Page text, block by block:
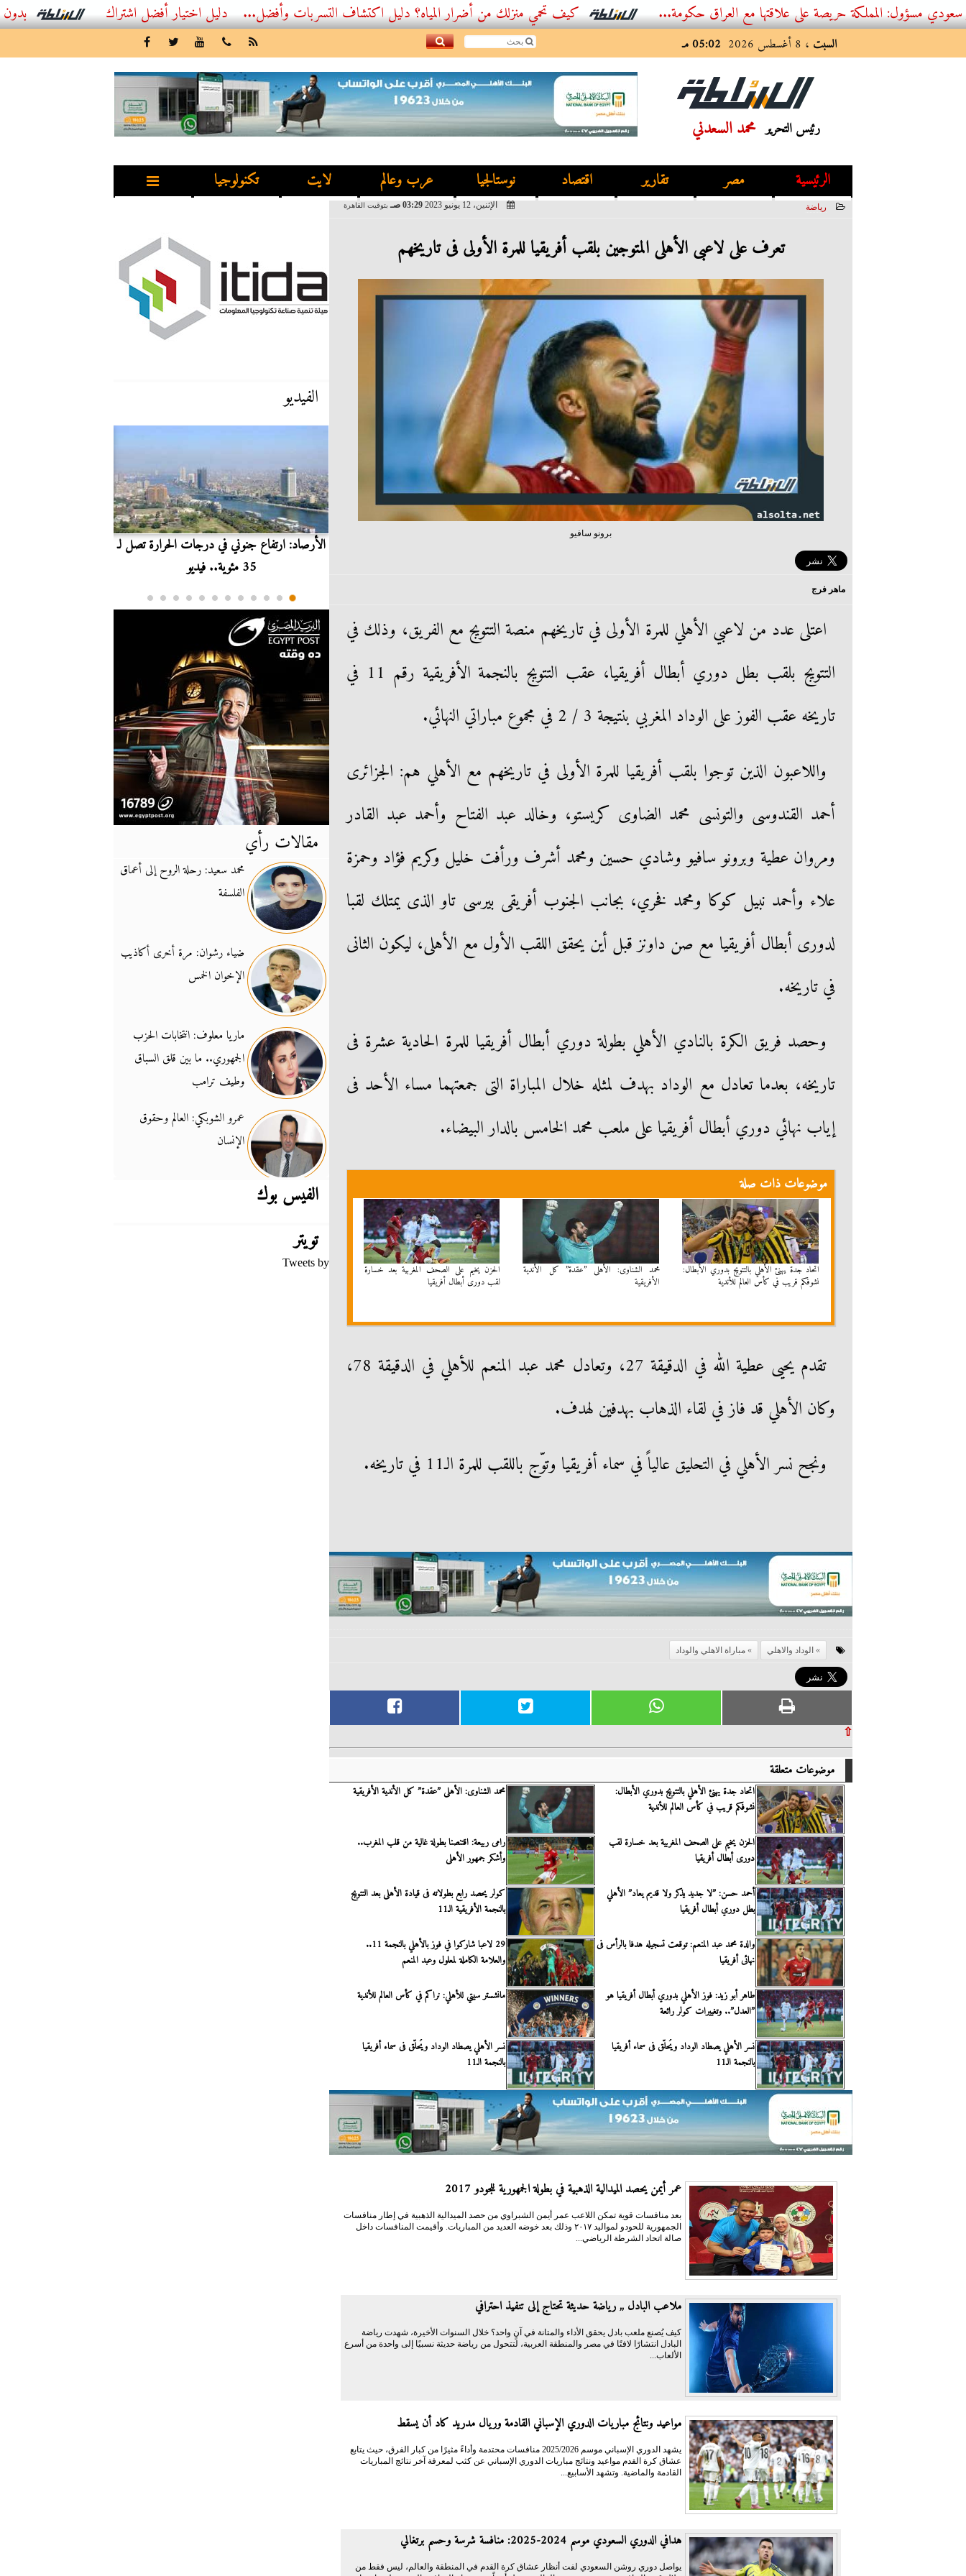
أفضل اشتراك IPTV بدون تقطيع 2026 – دليل المشاهد العصري حريصة على علاقتها مع العراق حكومة... كيف تحمي منزلك من أضرار المياه؟ دليل اكتشاف التسربات وأفضل...
السبت ، 8 أغسطس 2026 05:02 مـ
رئيس التحرير محمد السعدني
الرئيسية مصر تقارير اقتصاد نوستالجيا عرب وعالم لايت تكنولوجيا
رياضة الإثنين، 12 يونيو 2023 03:29 صـ بتوقيت القاهرة
تعرف على لاعبى الأهلى المتوجين بلقب أفريقيا للمرة الأولى فى تاريخهم
برونو سافيو
ماهر فرج
اعتلى عدد من لاعبي الأهلي للمرة الأولى في تاريخهم منصة التتويج مع الفريق، وذلك في
التتويج بلقب بطل دوري أبطال أفريقيا، عقب التتويج بالنجمة الأفريقية رقم 11 في
تاريخه عقب الفوز على الوداد المغربي بنتيجة 3 / 2 في مجموع مباراتي النهائي.
واللاعبون الذين توجوا بلقب أفريقيا للمرة الأولى في تاريخهم مع الأهلي هم: الجزائرى
أحمد القندوسى والتونسى محمد الضاوى كريستو، وخالد عبد الفتاح وأحمد عبد القادر
ومروان عطية وبرونو سافيو وشادي حسين ومحمد أشرف ورأفت خليل وكريم فؤاد وحمزة
علاء وأحمد نبيل كوكا ومحمد فخري، بجانب الجنوب أفريقى بيرسى تاو الذى يمتلك لقبا
لدورى أبطال أفريقيا مع صن داونز قبل أين يحقق اللقب الأول مع الأهلى، ليكون الثانى
في تاريخه.
وحصد فريق الكرة بالنادي الأهلي بطولة دوري أبطال أفريقيا للمرة الحادية عشرة فى
تاريخه، بعدما تعادل مع الوداد بهدف لمثله خلال المباراة التى جمعتهما مساء الأحد فى
إياب نهائي دوري أبطال أفريقيا على ملعب محمد الخامس بالدار البيضاء.
موضوعات ذات صلة
اتحاد جدة يهنئ الأهلي بالتتويج بدوري الأبطال:
نشوفكم قريب في كأس العالم للأندية
محمد الشناوى: الأهلى ”عقدة” كل الأندية
الأفريقية
الحزن يخيم على الصحف المغربية بعد خسارة
لقب دورى أبطال أفريقيا
تقدم يحيى عطية الله في الدقيقة 27، وتعادل محمد عبد المنعم للأهلي في الدقيقة 78،
وكان الأهلي قد فاز في لقاء الذهاب بهدفين لهدف.
ونجح نسر الأهلي في التحليق عالياً في سماء أفريقيا وتوّج باللقب للمرة الـ11 في تاريخه.
الوداد والاهلي مباراة الاهلي والوداد
⇧
موضوعات متعلقة
اتحاد جدة يهنئ الأهلي بالتتويج بدوري الأبطال:
نشوفكم قريب في كأس العالم للأندية
محمد الشناوى: الأهلى ”عقدة” كل الأندية الأفريقية
الحزن يخيم على الصحف المغربية بعد خسارة لقب
دورى أبطال أفريقيا
رامى ربيعة: اقتنصنا بطولة غالية من قلب المغرب..
وأشكر جمهور الأهلى
أحمد حسن: ”لا جديد يذكر ولا قديم يعاد” الأهلي
بطل دوري أبطال أفريقيا
كولر يحصد رابع بطولاته فى قيادة الأهلى بعد التتويج
بالنجمة الأفريقية الـ11
والدة محمد عبد المنعم: توقعت تسجيله هدفا بالرأس فى
نهائى أفريقيا
29 لاعبا شاركوا في فوز بالأهلي بالنجمة 11..
والعلامة الكاملة لمعلول وعبد المنعم
طاهر أبو زيد: فوز الأهلي بدوري أبطال أفريقيا هو
”العدل”.. وتغييرات كولر رائعة
مانشستر سيتي للأهلي: نراكم في كأس العالم للأندية
نسر الأهلي يصطاد الوداد ويُحلّق فى سماء أفريقيا
بالنجمة الـ11
نسر الأهلي يصطاد الوداد ويُحلّق فى سماء أفريقيا
بالنجمة الـ11
عمر أيمن يحصد الميدالية الذهبية في بطولة الجمهورية للجودو 2017
بعد منافسات قوية تمكن اللاعب عمر أيمن الشبراوي من حصد الميدالية الذهبية في إطار منافسات
الجمهورية للحودو لمواليد ٢٠١٧ وذلك بعد خوضه العديد من المباريات. وأقيمت المنافسات داخل
صالة اتحاد الشرطة الرياضي...
ملاعب البادل ,, رياضة حديثة تحتاج إلى تنفيذ احترافي
كيف يُصنع ملعب بادل يحقق الأداء والمتانة في آنٍ واحد؟ خلال السنوات الأخيرة، شهدت رياضة
البادل انتشارًا لافتًا في مصر والمنطقة العربية، لتتحول من رياضة حديثة نسبيًا إلى واحدة من أسرع
الألعاب...
مواعيد ونتائج مباريات الدوري الإسباني القادمة وريال مدريد كاد أن يسقط
يشهد الدوري الإسباني موسم 2025/2026 منافسات محتدمة وأداءً مثيرًا من كبار الفرق، حيث يتابع
عشاق كرة القدم مواعيد ونتائج مباريات الدوري الإسباني عن كثب لمعرفة آخر نتائج المباريات
القادمة والماضية. وتشهد الأسابيع...
هدافي الدوري السعودي موسم 2024-2025: منافسة شرسة وحسم برتغالي
يواصل دوري روشن السعودي لفت أنظار عشاق كرة القدم في المنطقة والعالم، ليس فقط من
الفيديو
الأرصاد: ارتفاع جنوني في درجات الحرارة تصل لـ
35 مئوية.. فيديو
مقالات رأي
محمد سعيد: رحلة الروح إلى أعماق
الفلسفة
ضياء رشوان: مرة أخرى أكاذيب
الإخوان الخمس
ماريا معلوف: انتخابات الحزب
الجمهوري.. ما بين قلق السباق
وطيف ترامب
عمرو الشوبكي: العالم وحقوق
الإنسان
الفيس بوك
تويتر
Tweets by